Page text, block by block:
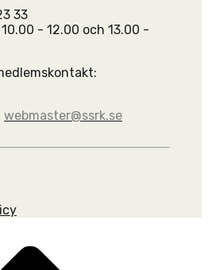
33
- 12.00 och 13.00 -
webmaster@ssrk.se